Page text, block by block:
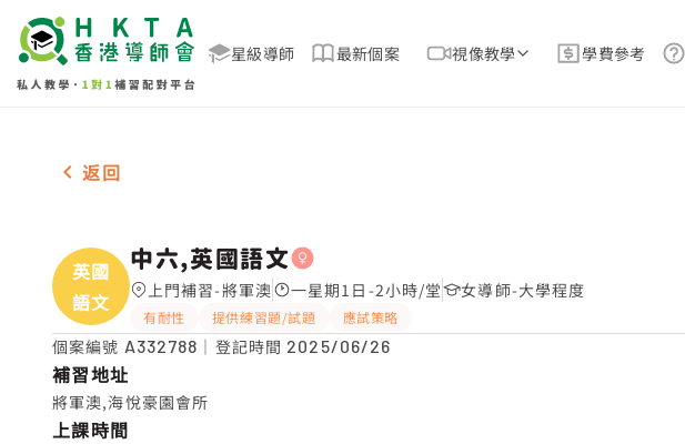
星級導師 最新個案 視像教學 學費參考
女-1名 中六,英國語文，將軍澳 補習推介
返回
英國
語文
中六,英國語文
上門補習-將軍澳 一星期1日-2小時/堂 女導師-大學程度
有耐性 提供練習題/試題 應試策略
個案編號 A332788 ｜登記時間 2025/06/26
補習地址
將軍澳,海悅豪園會所
上課時間